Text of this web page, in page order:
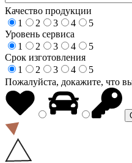
Качество продукции
1
2 3 4
5
Уровень сервиса
1
2 3 4
5
Срок изготовления
1
2 3 4
5
Пожалуйста, докажите, что